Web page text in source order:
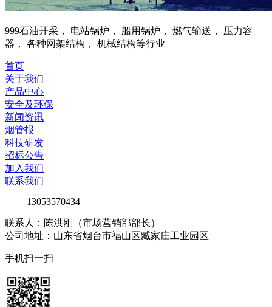
999石油开采， 电站锅炉， 船用锅炉， 燃气输送， 压力容
器， 各种网架结构， 机械结构等行业
首页
关于我们
产品中心
安全及环保
新闻资讯
烟管报
科技研发
招标公告
加入我们
联系我们
13053570434
联系人：陈洪刚（市场营销部部长）
公司地址：山东省烟台市福山区臧家庄工业园区
手机扫一扫